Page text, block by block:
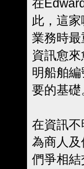
在
此，這
業務時
資訊愈
明船舶
要的基礎
在資訊
為商人
們爭相